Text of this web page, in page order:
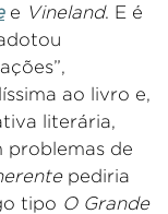
e Vineland. E é
ao livro e,
literária,
problemas de
pediria
tipo O Grande